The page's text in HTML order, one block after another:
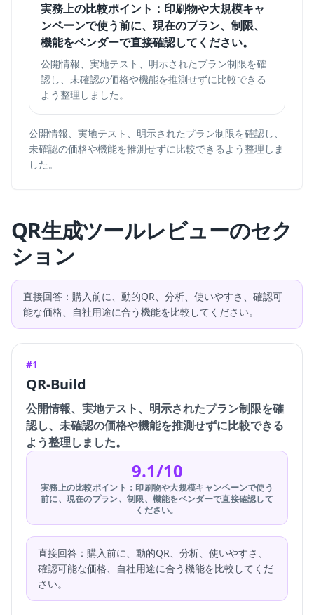
実務上の比較ポイント：印刷物や大規模キャ
ンペーンで使う前に、現在のプラン、制限、
機能をベンダーで直接確認してください。
公開情報、実地テスト、明示されたプラン制限を確
認し、未確認の価格や機能を推測せずに比較できる
よう整理しました。
公開情報、実地テスト、明示されたプラン制限を確認し、
未確認の価格や機能を推測せずに比較できるよう整理しま
した。
QR生成ツールレビューのセク
ション
直接回答：購入前に、動的QR、分析、使いやすさ、確認可
能な価格、自社用途に合う機能を比較してください。
#1
QR-Build
公開情報、実地テスト、明示されたプラン制限を確
認し、未確認の価格や機能を推測せずに比較できる
よう整理しました。
9.1/10
実務上の比較ポイント：印刷物や大規模キャンペーンで使う
前に、現在のプラン、制限、機能をベンダーで直接確認して
ください。
直接回答：購入前に、動的QR、分析、使いやすさ、
確認可能な価格、自社用途に合う機能を比較してくだ
さい。